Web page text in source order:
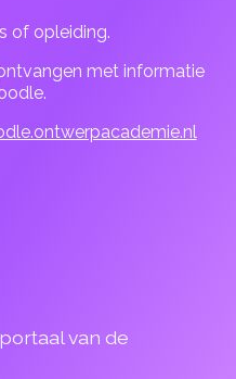
of opleiding.
met informatie
van de